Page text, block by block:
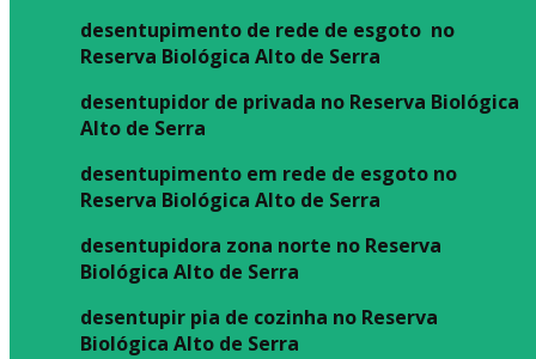
desentupimento de rede de esgoto no
Reserva Biológica Alto de Serra
desentupidor de privada no Reserva Biológica
Alto de Serra
desentupimento em rede de esgoto no
Reserva Biológica Alto de Serra
desentupidora zona norte no Reserva
Biológica Alto de Serra
desentupir pia de cozinha no Reserva
Biológica Alto de Serra